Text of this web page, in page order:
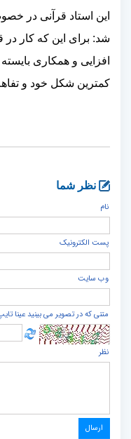
این استاد قرآنی در
شد: برای این که کار در
افزایی و همکاری
کمترین شکل خود و
نظر شما
نام
پست الكترونيک
وب سایت
متنی که در تصویر می بینید عینا
نظر